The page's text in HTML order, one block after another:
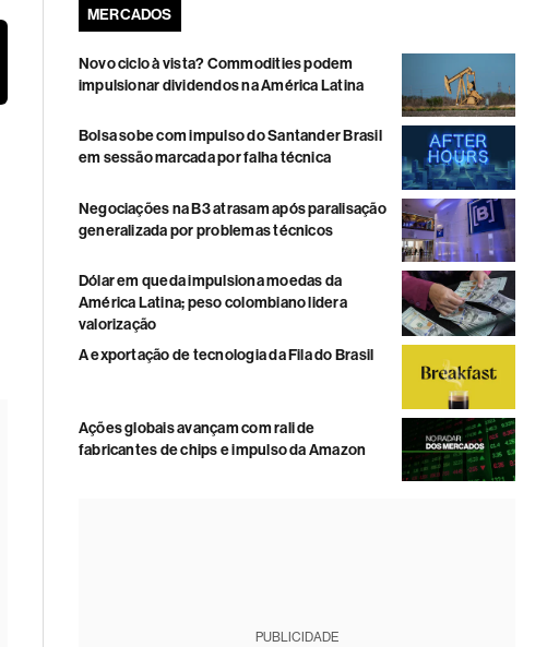
MERCADOS
Novo ciclo à vista? Commodities podem
impulsionar dividendos na América Latina
Bolsa sobe com impulso do Santander Brasil
em sessão marcada por falha técnica
Negociações na B3 atrasam após paralisação
generalizada por problemas técnicos
Dólar em queda impulsiona moedas da
América Latina; peso colombiano lidera
valorização
A exportação de tecnologia da Fila do Brasil
Ações globais avançam com rali de
fabricantes de chips e impulso da Amazon
PUBLICIDADE